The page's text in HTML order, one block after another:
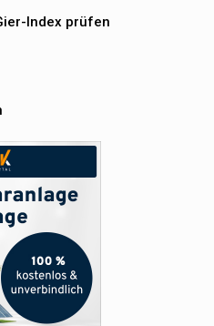
Index prüfen